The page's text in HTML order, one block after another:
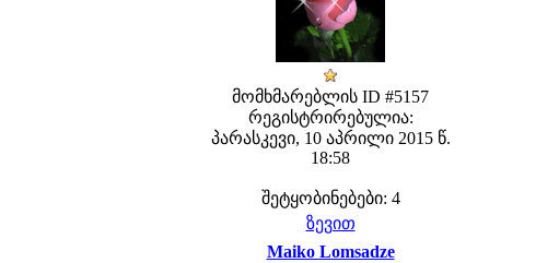
მომხმარებლის ID #5157
რეგისტრირებულია:
პარასკევი, 10 აპრილი 2015 წ.
18:58
შეტყობინებები: 4
ზევით
Maiko Lomsadze